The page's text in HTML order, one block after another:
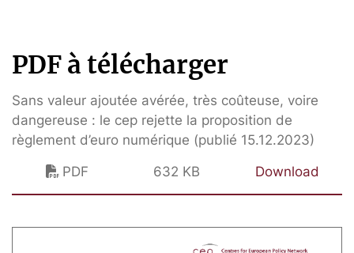
PDF à télécharger
Sans valeur ajoutée avérée, très coûteuse, voire
dangereuse : le cep rejette la proposition de
règlement d’euro numérique (publié 15.12.2023)
PDF
632 KB Download